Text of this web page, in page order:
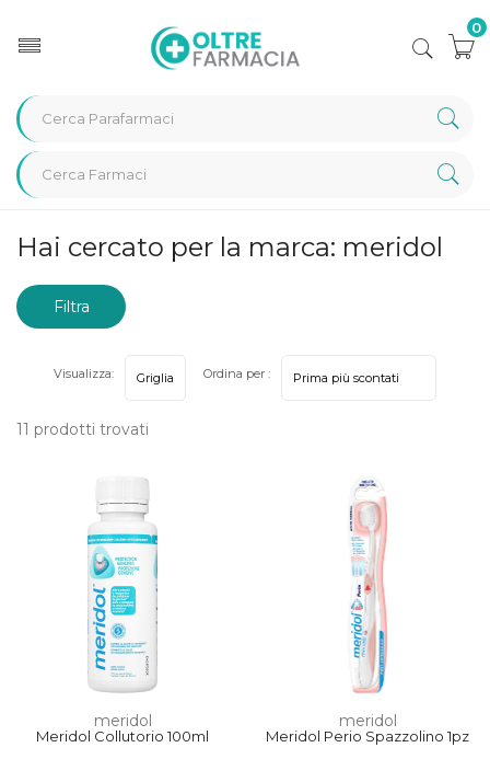
0
Home Marche parafarmaci meridol
Hai cercato per la marca: meridol
Filtra
11 prodotti trovati
Visualizza: Ordina per :
meridol
Meridol Collutorio 100ml
meridol
Meridol Perio Spazzolino 1pz